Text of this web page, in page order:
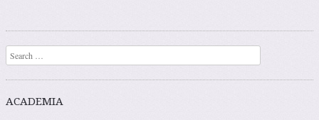
Post navigation
Search
ACADEMIA